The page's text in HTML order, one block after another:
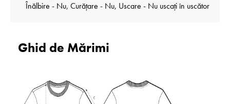
Înălbire - Nu, Curățare - Nu, Uscare - Nu uscați în uscător
Ghid de Mărimi